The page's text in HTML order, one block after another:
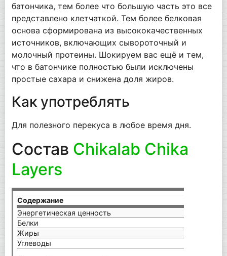
батончика, тем более что большую часть это все
представлено клетчаткой. Тем более белковая
основа сформирована из высококачественных
источников, включающих сывороточный и
молочный протеины. Шокируем вас ещё и тем,
что в батончике полностью были исключены
простые сахара и снижена доля жиров.
Как употреблять
Для полезного перекуса в любое время дня.
Состав Chikalab Chika
Layers
Содержание
Энергетическая ценность
Белки
Жиры
Углеводы